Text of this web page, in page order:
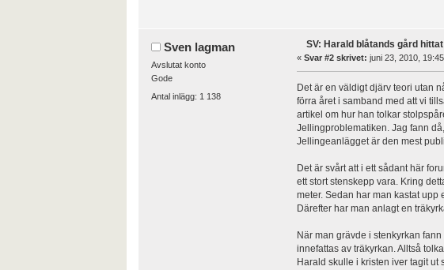
Sven lagman
Avslutat konto
Gode
Antal inlägg: 1 138
SV: Harald blåtands gård hittat
« Svar #2 skrivet: juni 23, 2010,
Det är en väldigt djärv teori utan
förra året i samband med att vi
artikel om hur han tolkar
Jellingproblematiken. Jag fann
Jellingeanlägget är den mest
Det är svårt att i ett sådant här
ett stort stenskepp vara. Kring
meter. Sedan har man kastat
Därefter har man anlagt en
När man grävde i stenkyrkan
innefattas av träkyrkan. Alltså
Harald skulle i kristen iver tagit